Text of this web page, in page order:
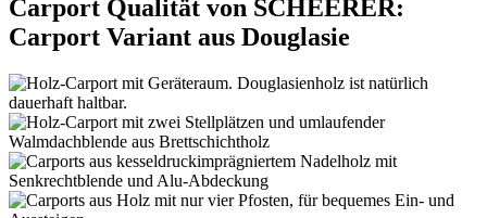
Carport Qualität von SCHEERER:
Carport Variant aus Douglasie